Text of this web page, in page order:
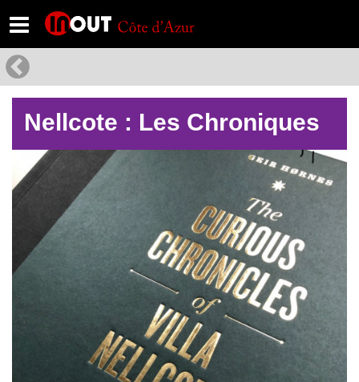
Nellcote : Les Chroniques